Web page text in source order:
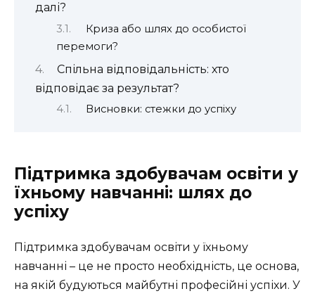
далі?
Криза або шлях до особистої
перемоги?
Спільна відповідальність: хто
відповідає за результат?
Висновки: стежки до успіху
Підтримка здобувачам освіти у
їхньому навчанні: шлях до
успіху
Підтримка здобувачам освіти у їхньому
навчанні – це не просто необхідність, це основа,
на якій будуються майбутні професійні успіхи. У